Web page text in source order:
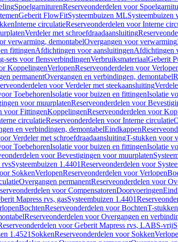
SpoelgarniturenReserveonderdelen voor
Geberit FlowFitSysteembuizen ML
Interne circulatieReserveonderdelen voor Interne
Verdeler met schroefdraadaansluiting
verwarming, demontabelOvergangen voor verwarming
fittingenAfdichtingen voor aansluitingenAfdichtingen
sets voor flensverbindingenVerbruiksmateriaalGeberit
KoppelingenVerlopenReserveonderdelen voor
permanentOvergangen en verbindingen, demontabel
voor Verdeler met steekaansluiting
ToebehorenIsolatie voor buizen en fittingenIsolatie
voor muurplatenReserveonderdelen voor
voor FittingenKoppelingenReserveonderdelen voor
circulatieReserveonderdelen voor Interne circulatie
en verbindingen, demontabelEindkappen
Verdeler met schroefdraadaansluitingT-stukken voor
ToebehorenIsolatie voor buizen en fittingenIsolatie
voor Bevestigingen voor muurplaten
rvsSysteembuizen 1.4401Reserveonderdelen voor
SokkenVerlopenReserveonderdelen voor Verlopen
Overgangen permanentReserveonderdelen voor
voor CompensatorenDoorvoeringen
Mapress rvs, gasSysteembuizen 1.4401
BochtenReserveonderdelen voor BochtenT-stukken
Reserveonderdelen voor Overgangen en
voor Geberit Mapress rvs, LABS-vrij
1.4521 SokkenReserveonderdelen voor Sokken